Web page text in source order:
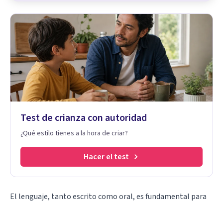
Test de crianza con autoridad
¿Qué estilo tienes a la hora de criar?
Hacer el test
El lenguaje, tanto escrito como oral, es fundamental para